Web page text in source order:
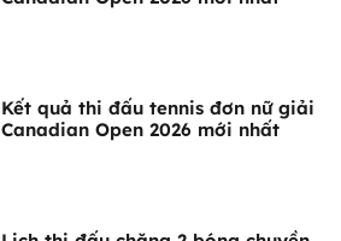
Kết quả thi đấu tennis đơn nữ giải
Canadian Open 2026 mới nhất